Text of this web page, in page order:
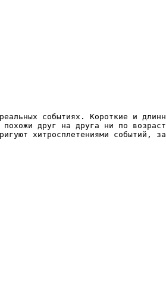
событиях. Короткие и
похожи друг на друга ни по
хитросплетениями событий,